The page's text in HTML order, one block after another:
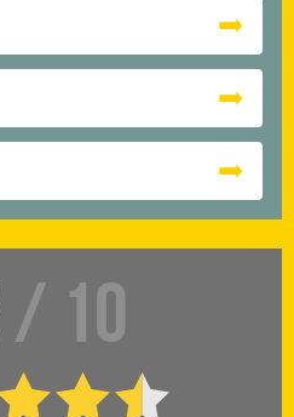
/ 10